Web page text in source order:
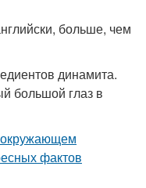
больше, чем
динамита.
большой глаз в